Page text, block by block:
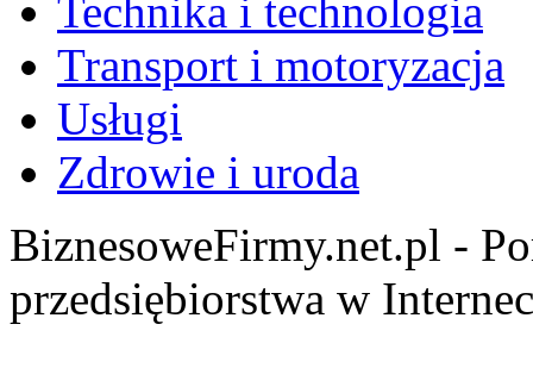
Technika i technologia
Transport i motoryzacja
Usługi
Zdrowie i uroda
BiznesoweFirmy.net.pl -
przedsiębiorstwa w